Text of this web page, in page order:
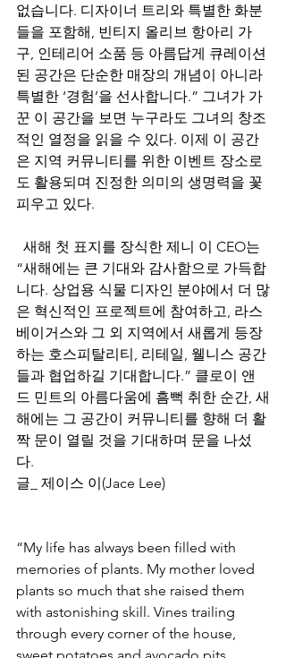
없습니다. 디자이너 트리와 특별한 화분
들을 포함해, 빈티지 올리브 항아리 가
구, 인테리어 소품 등 아름답게 큐레이션
된 공간은 단순한 매장의 개념이 아니라
특별한 ‘경험’을 선사합니다.” 그녀가 가
꾼 이 공간을 보면 누구라도 그녀의 창조
적인 열정을 읽을 수 있다. 이제 이 공간
은 지역 커뮤니티를 위한 이벤트 장소로
도 활용되며 진정한 의미의 생명력을 꽃
피우고 있다.
새해 첫 표지를 장식한 제니 이 CEO는
“새해에는 큰 기대와 감사함으로 가득합
니다. 상업용 식물 디자인 분야에서 더 많
은 혁신적인 프로젝트에 참여하고, 라스
베이거스와 그 외 지역에서 새롭게 등장
하는 호스피탈리티, 리테일, 웰니스 공간
들과 협업하길 기대합니다.” 클로이 앤
드 민트의 아름다움에 흠뻑 취한 순간, 새
해에는 그 공간이 커뮤니티를 향해 더 활
짝 문이 열릴 것을 기대하며 문을 나섰
다.
글_ 제이스 이(Jace Lee)
“My life has always been filled with
memories of plants. My mother loved
plants so much that she raised them
with astonishing skill. Vines trailing
through every corner of the house,